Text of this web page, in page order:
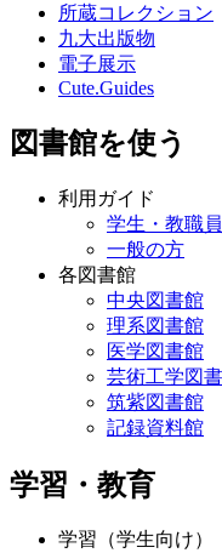
所蔵コレクション
九大出版物
電子展示
Cute.Guides
図書館を使う
利用ガイド
学生・教職
一般の方
各図書館
中央図書館
理系図書館
医学図書館
芸術工学図
筑紫図書館
記録資料館
学習・教育
学習（学生向け）